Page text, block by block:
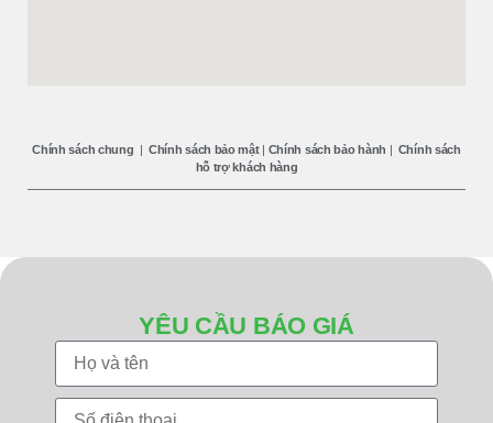
Chính sách chung | Chính sách bảo mật| Chính sách bảo hành | Chính sách
hỗ trợ khách hàng
YÊU CẦU BÁO GIÁ